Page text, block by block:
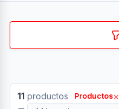
11 productos Productos×